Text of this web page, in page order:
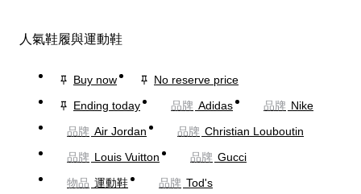
人氣鞋履與運動鞋
Buy now
No reserve price
Ending today
品牌 Adidas 品牌 Nike
品牌 Air Jordan 品牌 Christian Louboutin
品牌 Louis Vuitton 品牌 Gucci
物品 運動鞋 品牌 Tod's